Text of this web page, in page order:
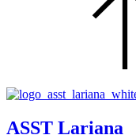
ASST Lariana